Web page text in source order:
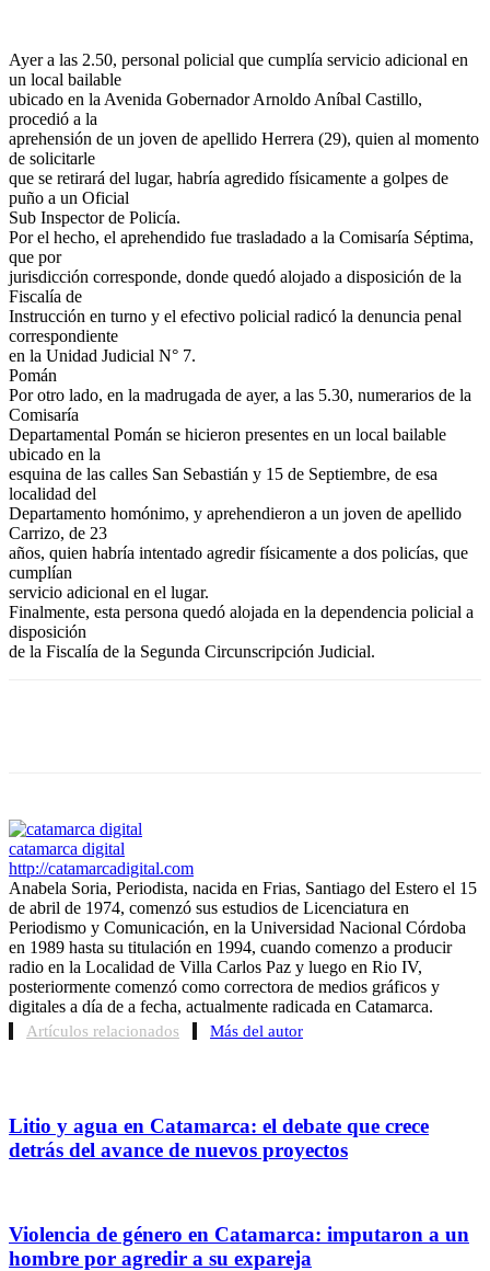
Ayer a las 2.50, personal policial que cumplía servicio adicional en
un local bailable
ubicado en la Avenida Gobernador Arnoldo Aníbal Castillo,
procedió a la
aprehensión de un joven de apellido Herrera (29), quien al momento
de solicitarle
que se retirará del lugar, habría agredido físicamente a golpes de
puño a un Oficial
Sub Inspector de Policía.
Por el hecho, el aprehendido fue trasladado a la Comisaría Séptima,
que por
jurisdicción corresponde, donde quedó alojado a disposición de la
Fiscalía de
Instrucción en turno y el efectivo policial radicó la denuncia penal
correspondiente
en la Unidad Judicial N° 7.
Pomán
Por otro lado, en la madrugada de ayer, a las 5.30, numerarios de la
Comisaría
Departamental Pomán se hicieron presentes en un local bailable
ubicado en la
esquina de las calles San Sebastián y 15 de Septiembre, de esa
localidad del
Departamento homónimo, y aprehendieron a un joven de apellido
Carrizo, de 23
años, quien habría intentado agredir físicamente a dos policías, que
cumplían
servicio adicional en el lugar.
Finalmente, esta persona quedó alojada en la dependencia policial a
disposición
de la Fiscalía de la Segunda Circunscripción Judicial.
catamarca digital
http://catamarcadigital.com
Anabela Soria, Periodista, nacida en Frias, Santiago del Estero el 15
de abril de 1974, comenzó sus estudios de Licenciatura en
Periodismo y Comunicación, en la Universidad Nacional Córdoba
en 1989 hasta su titulación en 1994, cuando comenzo a producir
radio en la Localidad de Villa Carlos Paz y luego en Rio IV,
posteriormente comenzó como correctora de medios gráficos y
digitales a día de a fecha, actualmente radicada en Catamarca.
Artículos relacionados Más del autor
Litio y agua en Catamarca: el debate que crece
detrás del avance de nuevos proyectos
Violencia de género en Catamarca: imputaron a un
hombre por agredir a su expareja